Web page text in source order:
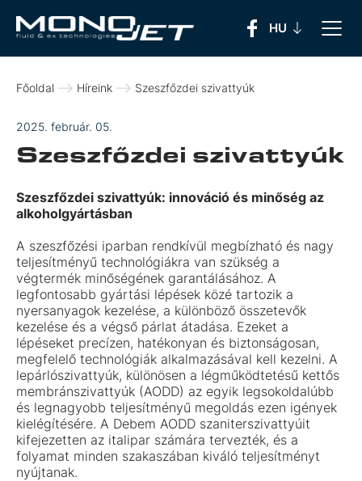
Főoldal Híreink Szeszfőzdei szivattyúk
2025. február. 05.
Szeszfőzdei szivattyúk
Szeszfőzdei szivattyúk: innováció és minőség az
alkoholgyártásban
A szeszfőzési iparban rendkívül megbízható és nagy
teljesítményű technológiákra van szükség a
végtermék minőségének garantálásához. A
legfontosabb gyártási lépések közé tartozik a
nyersanyagok kezelése, a különböző összetevők
kezelése és a végső párlat átadása. Ezeket a
lépéseket precízen, hatékonyan és biztonságosan,
megfelelő technológiák alkalmazásával kell kezelni. A
lepárlószivattyúk, különösen a légműködtetésű kettős
membránszivattyúk (AODD) az egyik legsokoldalúbb
és legnagyobb teljesítményű megoldás ezen igények
kielégítésére. A Debem AODD szaniterszivattyúit
kifejezetten az italipar számára tervezték, és a
folyamat minden szakaszában kiváló teljesítményt
nyújtanak.